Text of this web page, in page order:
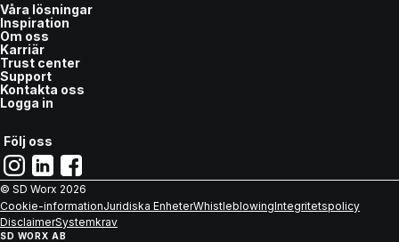
Våra lösningar
Inspiration
Om oss
Karriär
Trust center
Support
Kontakta oss
Logga in
Följ oss
© SD Worx 2026
Cookie-informationJuridiska EnheterWhistleblowingIntegritetspolicy
DisclaimerSystemkrav
SD WORX AB